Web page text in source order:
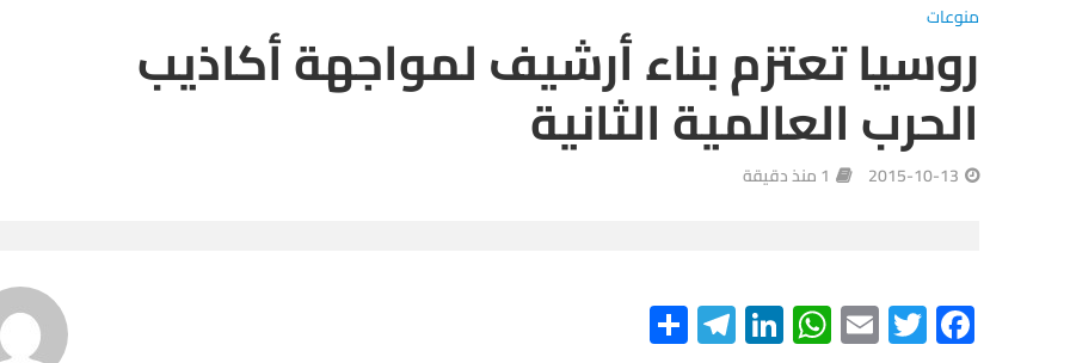
منوعات
روسيا تعتزم بناء أرشيف لمواجهة أكاذيب
الحرب العالمية الثانية
2015-10-13 1 منذ دقيقة
F
T
E
W
Li
Te
S